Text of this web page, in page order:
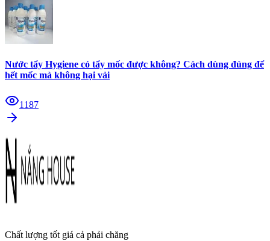
Nước tẩy Hygiene có tẩy mốc được không? Cách dùng đúng để
hết mốc mà không hại vải
1187
Chất lượng tốt giá cả phải chăng